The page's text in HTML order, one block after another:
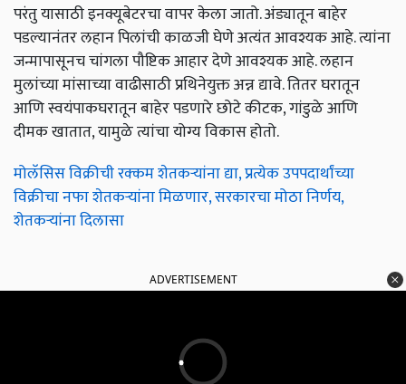
परंतु यासाठी इनक्यूबेटरचा वापर केला जातो. अंड्यातून बाहेर
पडल्यानंतर लहान पिलांची काळजी घेणे अत्यंत आवश्यक आहे. त्यांना
जन्मापासूनच चांगला पौष्टिक आहार देणे आवश्यक आहे. लहान
मुलांच्या मांसाच्या वाढीसाठी प्रथिनेयुक्त अन्न द्यावे. तितर घरातून
आणि स्वयंपाकघरातून बाहेर पडणारे छोटे कीटक, गांडुळे आणि
दीमक खातात, यामुळे त्यांचा योग्य विकास होतो.
मोलॅसिस विक्रीची रक्कम शेतकऱ्यांना द्या, प्रत्येक उपपदार्थांच्या
विक्रीचा नफा शेतकऱ्यांना मिळणार, सरकारचा मोठा निर्णय,
शेतकऱ्यांना दिलासा